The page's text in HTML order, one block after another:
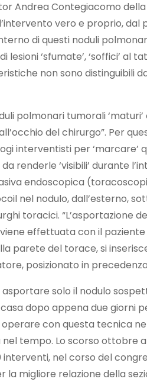
Andrea Contegiacomo
vero e proprio, dal
di questi noduli
lesioni ‘sfumate’, ‘soffici’
non sono distinguibili
polmonari tumorali
del chirurgo”. Per
interventisti per ‘marcare’
renderle ‘visibili’ durante
endoscopica
nel nodulo, dall’esterno,
toracici. “L’asportazione
effettuata con il
parete del torace, si
posizionato in
solo il nodulo
dopo appena due giorni
operare con questa tecnica
tempo. Lo scorso ottobre
nel corso del
la migliore relazione della